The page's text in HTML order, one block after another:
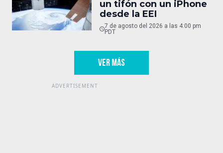
un tifón con un iPhone
desde la EEI
7 de agosto del 2026 a las 4:00 pm
PDT
VER MÁS